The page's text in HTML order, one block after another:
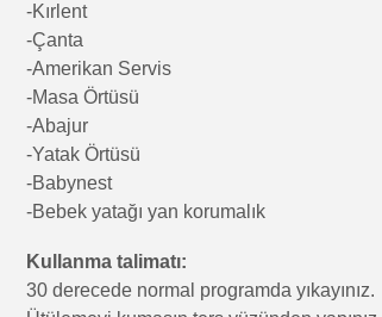
-Kırlent
-Çanta
-Amerikan Servis
-Masa Örtüsü
-Abajur
-Yatak Örtüsü
-Babynest
-Bebek yatağı yan korumalık
Kullanma talimatı:
30 derecede normal programda yıkayınız.